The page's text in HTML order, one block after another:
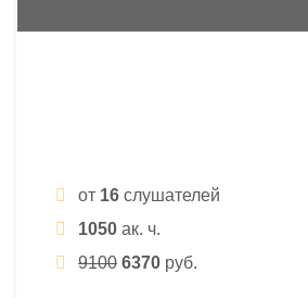
от 16 слушателей
1050 ак. ч.
9100 6370 руб.